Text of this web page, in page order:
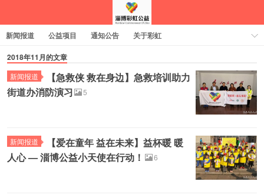
新闻报道 公益项目 通知公告 关于彩虹
2018年11月的文章
新闻报道
【急救侠 救在身边】急救培训助力
街道办消防演习
5
新闻报道
【爱在童年 益在未来】益杯暖 暖
人心 — 淄博公益小天使在行动！
6